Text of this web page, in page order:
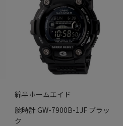
綿半ホームエイド
腕時計 GW-7900B-1JF ブラッ
ク